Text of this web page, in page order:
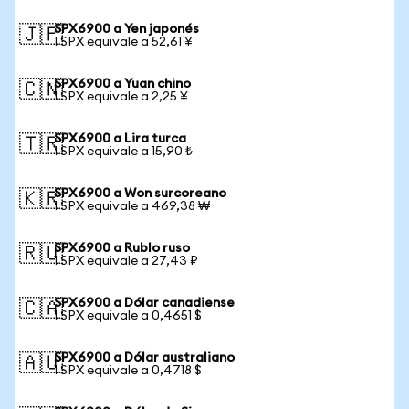
🇯🇵SPX6900 a Yen japonés
1 SPX equivale a 52,61 ¥
🇨🇳SPX6900 a Yuan chino
1 SPX equivale a 2,25 ¥
🇹🇷SPX6900 a Lira turca
1 SPX equivale a 15,90 ₺
🇰🇷SPX6900 a Won surcoreano
1 SPX equivale a 469,38 ₩
🇷🇺SPX6900 a Rublo ruso
1 SPX equivale a 27,43 ₽
🇨🇦SPX6900 a Dólar canadiense
1 SPX equivale a 0,4651 $
🇦🇺SPX6900 a Dólar australiano
1 SPX equivale a 0,4718 $